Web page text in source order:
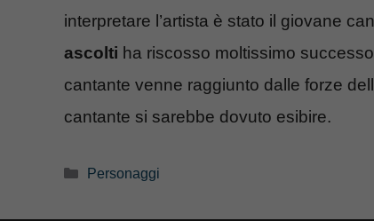
interpretare l’artista è stato il giovane
ascolti ha riscosso moltissimo
cantante venne raggiunto dalle forze
cantante si sarebbe dovuto esibire.
Categorie
Personaggi